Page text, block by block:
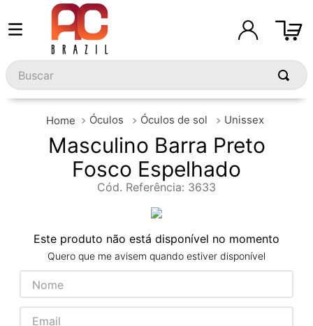
Buscar
Óculos Óculos de sol Unissex
Masculino Barra Preto
Fosco Espelhado
Cód. Referência: 3633
Este produto não está disponível no momento
Quero que me avisem quando estiver disponível